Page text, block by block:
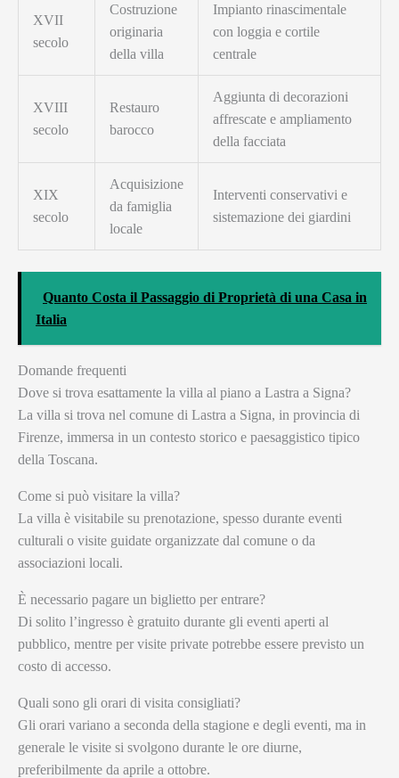
XVII
secolo
Costruzione
originaria
della villa
Impianto rinascimentale
con loggia e cortile
centrale
XVIII
secolo
Restauro
barocco
Aggiunta di decorazioni
affrescate e ampliamento
della facciata
XIX
secolo
Acquisizione
da famiglia
locale
Interventi conservativi e
sistemazione dei giardini
Quanto Costa il Passaggio di Proprietà di una Casa in
Italia
Domande frequenti
Dove si trova esattamente la villa al piano a Lastra a Signa?
La villa si trova nel comune di Lastra a Signa, in provincia di
Firenze, immersa in un contesto storico e paesaggistico tipico
della Toscana.
Come si può visitare la villa?
La villa è visitabile su prenotazione, spesso durante eventi
culturali o visite guidate organizzate dal comune o da
associazioni locali.
È necessario pagare un biglietto per entrare?
Di solito l’ingresso è gratuito durante gli eventi aperti al
pubblico, mentre per visite private potrebbe essere previsto un
costo di accesso.
Quali sono gli orari di visita consigliati?
Gli orari variano a seconda della stagione e degli eventi, ma in
generale le visite si svolgono durante le ore diurne,
preferibilmente da aprile a ottobre.